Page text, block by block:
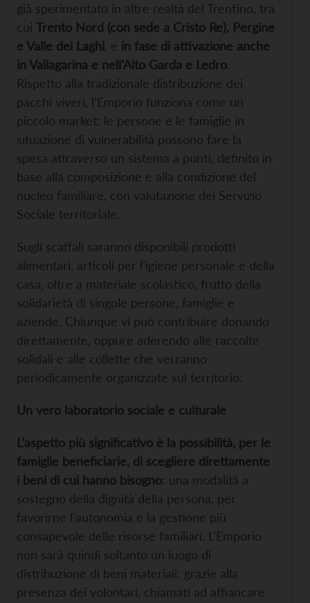
già sperimentato in altre realtà del Trentino, tra
cui Trento Nord (con sede a Cristo Re), Pergine
e Valle dei Laghi , e in fase di attivazione anche
in Vallagarina e nell’Alto Garda e Ledro.
Rispetto alla tradizionale distribuzione dei
pacchi viveri, l’Emporio funziona come un
piccolo market: le persone e le famiglie in
situazione di vulnerabilità possono fare la
spesa attraverso un sistema a punti, definito in
base alla composizione e alla condizione del
nucleo familiare, con valutazione del Servizio
Sociale territoriale.
Sugli scaffali saranno disponibili prodotti
alimentari, articoli per l’igiene personale e della
casa, oltre a materiale scolastico, frutto della
solidarietà di singole persone, famiglie e
aziende. Chiunque vi può contribuire donando
direttamente, oppure aderendo alle raccolte
solidali e alle collette che verranno
periodicamente organizzate sul territorio.
Un vero laboratorio sociale e culturale
L’aspetto più significativo è la possibilità, per le
famiglie beneficiarie, di scegliere direttamente
i beni di cui hanno bisogno: una modalità a
sostegno della dignità della persona, per
favorirne l’autonomia e la gestione più
consapevole delle risorse familiari. L’Emporio
non sarà quindi soltanto un luogo di
distribuzione di beni materiali: grazie alla
presenza dei volontari, chiamati ad affiancare